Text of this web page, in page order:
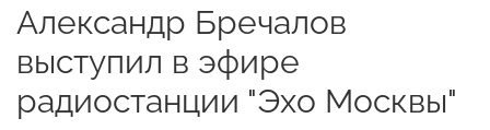
Александр Бречалов
выступил в эфире
радиостанции "Эхо Москвы"